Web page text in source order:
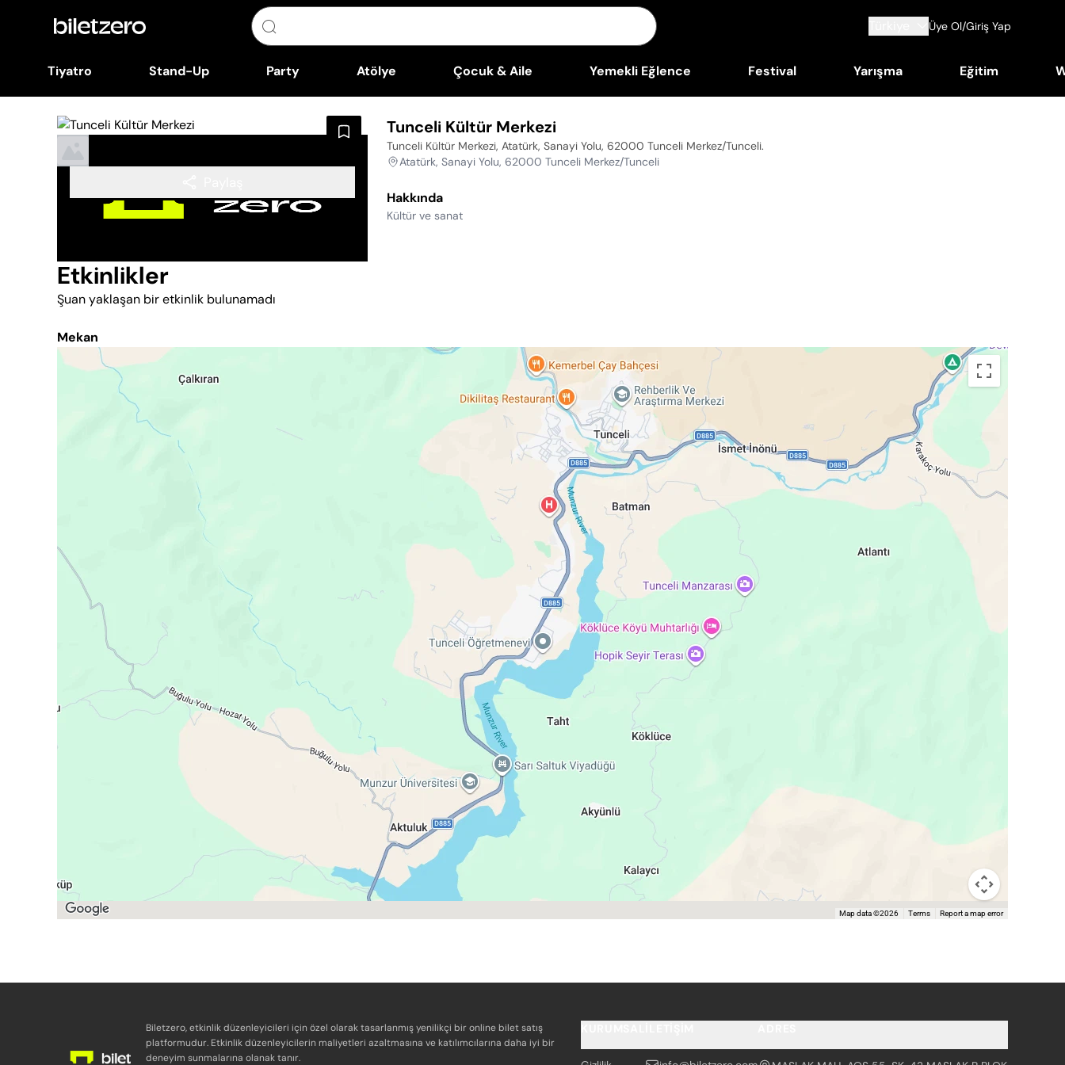
Üye Ol/Giriş Yap
Tiyatro Stand-Up Party Atölye Çocuk & Aile Yemekli Eğlence Festival Yarışma Eğitim
Tunceli Kültür Merkezi
Tunceli Kültür Merkezi, Atatürk, Sanayi Yolu, 62000 Tunceli Merkez/Tunceli.
Atatürk, Sanayi Yolu, 62000 Tunceli Merkez/Tunceli
Etkinlikler
Şuan yaklaşan bir etkinlik bulunamadı
Hakkında
Kültür ve sanat
Mekan
Map data ©2026 Terms Report a map error
Biletzero, etkinlik düzenleyicileri için özel olarak tasarlanmış yenilikçi bir online bilet satış
platformudur. Etkinlik düzenleyicilerin maliyetleri azaltmasına ve katılımcılarına daha iyi bir
deneyim sunmalarına olanak tanır.